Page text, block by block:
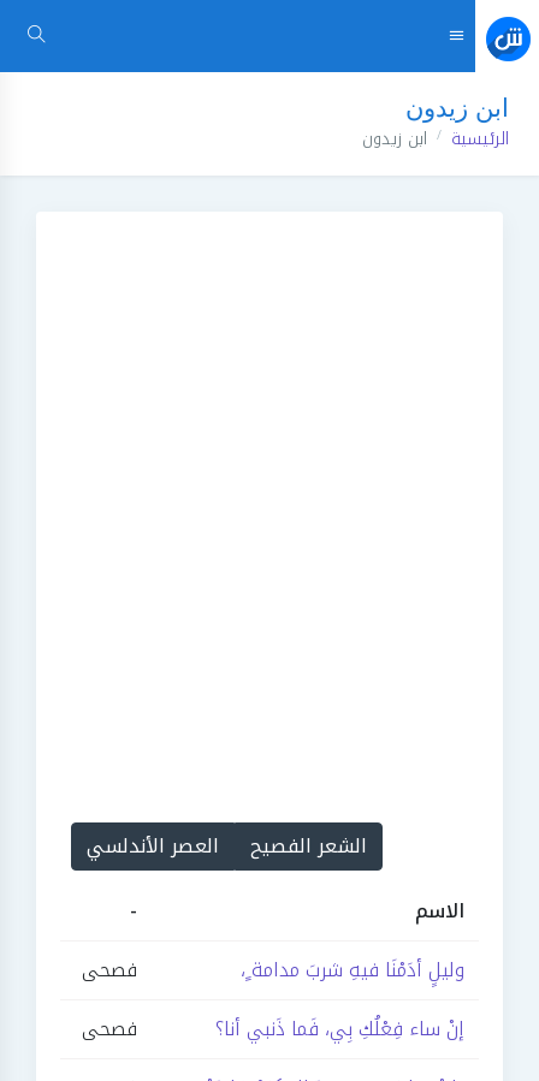
ابن زيدون
الرئيسية ابن زيدون
الشعر الفصيح
العصر الأندلسي
الاسم
-
وليلٍ أدَمْنَا فيهِ شربَ مدامة ٍ،
فصحى
إنْ ساء فِعْلُكِ بِي، فَما ذَنبي أنا؟
فصحى